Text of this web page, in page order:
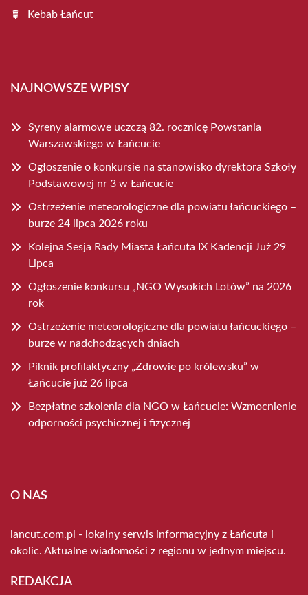
Kebab Łańcut
NAJNOWSZE WPISY
Syreny alarmowe uczczą 82. rocznicę Powstania
Warszawskiego w Łańcucie
Ogłoszenie o konkursie na stanowisko dyrektora Szkoły
Podstawowej nr 3 w Łańcucie
Ostrzeżenie meteorologiczne dla powiatu łańcuckiego –
burze 24 lipca 2026 roku
Kolejna Sesja Rady Miasta Łańcuta IX Kadencji Już 29
Lipca
Ogłoszenie konkursu „NGO Wysokich Lotów” na 2026
rok
Ostrzeżenie meteorologiczne dla powiatu łańcuckiego –
burze w nadchodzących dniach
Piknik profilaktyczny „Zdrowie po królewsku” w
Łańcucie już 26 lipca
Bezpłatne szkolenia dla NGO w Łańcucie: Wzmocnienie
odporności psychicznej i fizycznej
O NAS
lancut.com.pl - lokalny serwis informacyjny z Łańcuta i
okolic. Aktualne wiadomości z regionu w jednym miejscu.
REDAKCJA